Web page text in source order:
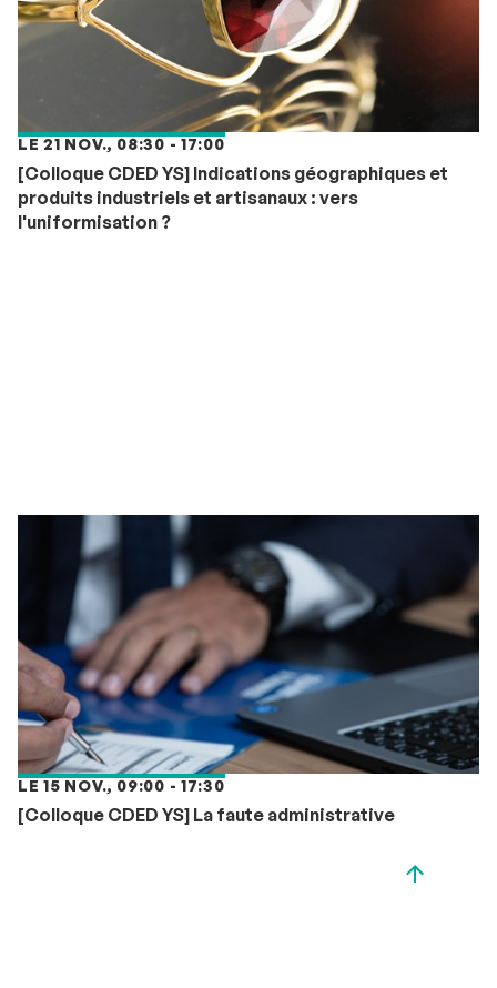
LE 21 NOV., 08:30 - 17:00
[Colloque CDED YS] Indications géographiques et
produits industriels et artisanaux : vers
l'uniformisation ?
LE 15 NOV., 09:00 - 17:30
[Colloque CDED YS] La faute administrative